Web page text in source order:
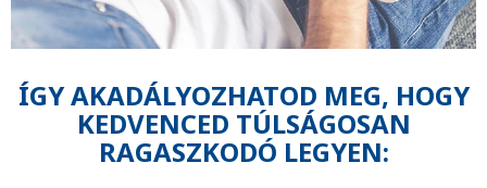
ÍGY AKADÁLYOZHATOD MEG, HOGY
KEDVENCED TÚLSÁGOSAN
RAGASZKODÓ LEGYEN: